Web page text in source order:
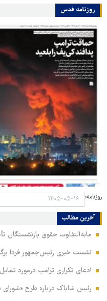
روزنامه قدس
روزنامه:
آخرین مطالب
مابه‌التفاوت حقوق بازنشستگان
نشست خبری رئیس‌جمهور فردا
ادعای تکراری ترامپ درمورد
رئیس شاباک درباره طرح